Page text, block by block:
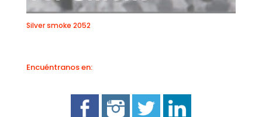
Silver smoke 2052
Encuéntranos en: